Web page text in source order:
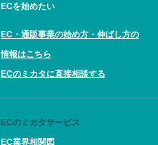
ECを始めたい
EC・通販事業の始め方・伸ばし方の
情報はこちら
ECのミカタに直接相談する
ECのミカタサービス
EC業界相関図